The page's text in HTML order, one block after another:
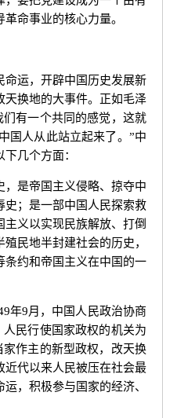
命事业的核心力量。
运，开辟中国历史发展新
天换地的大事件。正如毛泽
有一个共同的感觉，这就
国人从此站立起来了。”中
几个方面：
是帝国主义侵略、掠夺中
史；是一部中国人民探索救
义以实现民族解放、打倒
民地半封建社会的历史，
条约和帝国主义在中国的一
9月，中国人民政治协商
民行使国家政权的机关为
作主的新型政权，改天换
近代以来人民被压在社会最
，积极参与国家的经济、